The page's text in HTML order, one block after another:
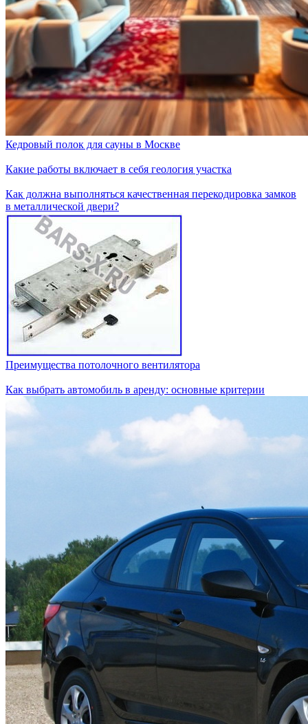
Кедровый полок для сауны в Москве
Какие работы включает в себя геология участка
Как должна выполняться качественная перекодировка замков
в металлической двери?
Преимущества потолочного вентилятора
Как выбрать автомобиль в аренду: основные критерии